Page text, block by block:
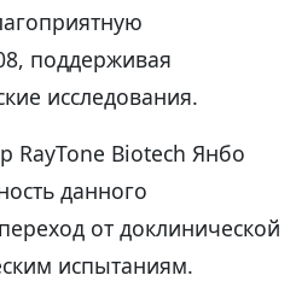
поддерживая
исследования.
RayTone Biotech Янбо
данного
от доклинической
испытаниям.